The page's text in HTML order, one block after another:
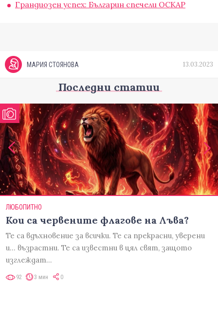
Грандиозен успех: Българин спечели ОСКАР
МАРИЯ СТОЯНОВА 13.03.2023
Последни статии
ЛЮБОПИТНО
Кои са червените флагове на Лъва?
Те са вдъхновение за всички. Те са прекрасни, уверени
и... възрастни. Те са известни в цял свят, защото
изглеждат…
92 3 мин 0